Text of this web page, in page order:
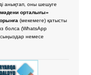
анықтап, оны шешуге
орталығы»
(мекемеге) қатысты
болса (WhatsApp
немесе